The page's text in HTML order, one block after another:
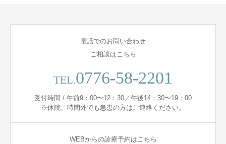
電話でのお問い合わせ
ご相談はこちら
TEL.0776-58-2201
受付時間 / 午前9：00〜12：30／午後14：30〜19：00
※休院、時間外でも急患の方はご連絡ください。
WEBからの診療予約はこちら